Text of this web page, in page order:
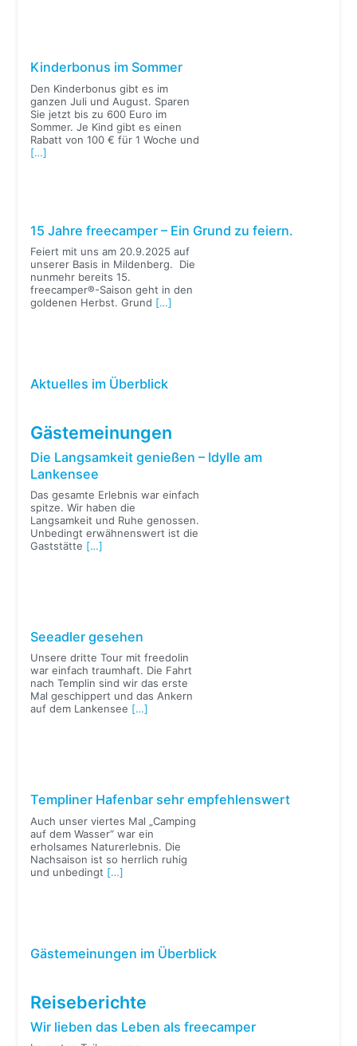
Kinderbonus im Sommer
Den Kinderbonus gibt es im
ganzen Juli und August. Sparen
Sie jetzt bis zu 600 Euro im
Sommer. Je Kind gibt es einen
Rabatt von 100 € für 1 Woche und
[…]
15 Jahre freecamper – Ein Grund zu feiern.
Feiert mit uns am 20.9.2025 auf
unserer Basis in Mildenberg. Die
nunmehr bereits 15.
freecamper®-Saison geht in den
goldenen Herbst. Grund […]
Aktuelles im Überblick
Gästemeinungen
Die Langsamkeit genießen – Idylle am
Lankensee
Das gesamte Erlebnis war einfach
spitze. Wir haben die
Langsamkeit und Ruhe genossen.
Unbedingt erwähnenswert ist die
Gaststätte […]
Seeadler gesehen
Unsere dritte Tour mit freedolin
war einfach traumhaft. Die Fahrt
nach Templin sind wir das erste
Mal geschippert und das Ankern
auf dem Lankensee […]
Templiner Hafenbar sehr empfehlenswert
Auch unser viertes Mal „Camping
auf dem Wasser“ war ein
erholsames Naturerlebnis. Die
Nachsaison ist so herrlich ruhig
und unbedingt […]
Gästemeinungen im Überblick
Reiseberichte
Wir lieben das Leben als freecamper